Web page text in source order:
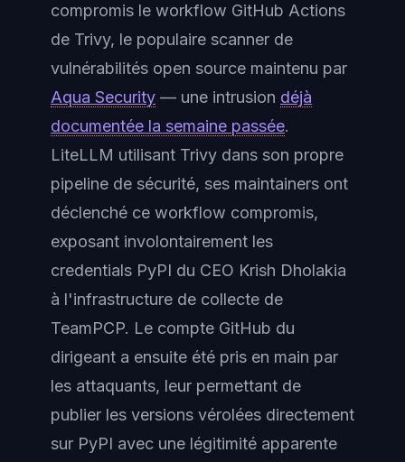
compromis le workflow GitHub Actions
de Trivy, le populaire scanner de
vulnérabilités open source maintenu par
Aqua Security — une intrusion déjà
documentée la semaine passée.
LiteLLM utilisant Trivy dans son propre
pipeline de sécurité, ses maintainers ont
déclenché ce workflow compromis,
exposant involontairement les
credentials PyPI du CEO Krish Dholakia
à l'infrastructure de collecte de
TeamPCP. Le compte GitHub du
dirigeant a ensuite été pris en main par
les attaquants, leur permettant de
publier les versions vérolées directement
sur PyPI avec une légitimité apparente